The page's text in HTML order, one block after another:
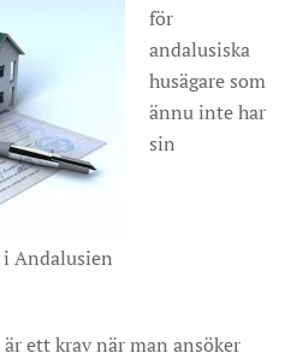
Andalusien
för
andalusiska
husägare som
ännu inte har
sin
är ett krav när man ansöker